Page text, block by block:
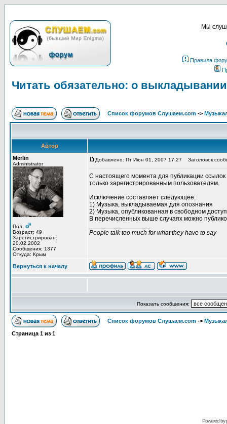
Мы
Правила
Читать обязательно: о
Список форумов Слушаем.com ->
Автор
Merlin
Administrator
Пол:
Возраст: 49
Зарегистрирован:
20.02.2002
Сообщения: 1377
Откуда: Крым
Добавлено: Пт Июн 01, 2007 17:27 Заголовок
С настоящего момента для публикации
только зарегистрированным пользователям.
Исключение составляет следующее:
1) Музыка, выкладываемая для опознания
2) Музыка, опубликованная в свободном
В перечисленных выше случаях можно
People talk too much for what they have to say
Вернуться к началу
Показать сообщения:
Список форумов Слушаем.com ->
Страница 1 из 1
Powered by